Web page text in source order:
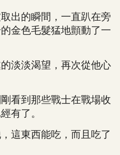
的瞬間，一直趴在旁
金色毛髮猛地顫動了一
淡渴望，再次從他心
到那些戰士在戰場收
有了。
東西能吃，而且吃了